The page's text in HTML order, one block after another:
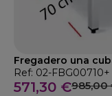
Fregadero una
Ref: 02-FBG00710+
571,30 €985,00